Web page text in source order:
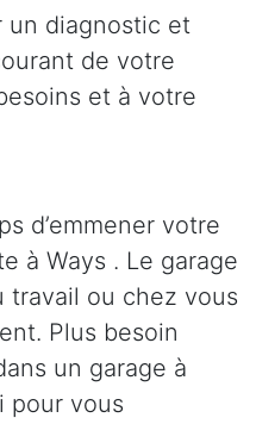
un diagnostic et
de votre
et à votre
d’emmener votre
à Ways . Le garage
travail ou chez vous
Plus besoin
un garage à
pour vous